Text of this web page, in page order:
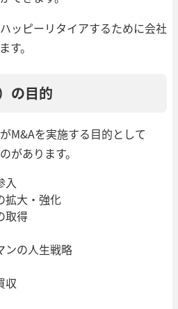
ッピーリタイアするために会社
す。
の目的
M&Aを実施する目的として
があります。
入
拡大・強化
取得
ンの人生戦略
収